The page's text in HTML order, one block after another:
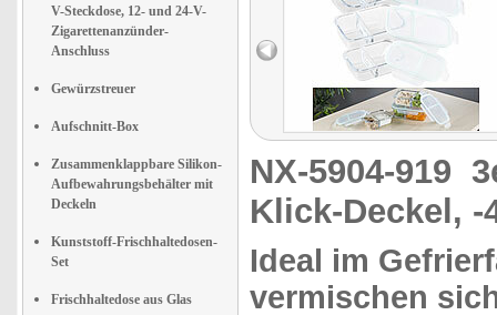
V-Steckdose, 12- und 24-V-
Zigarettenanzünder-
Anschluss
Gewürzstreuer
Aufschnitt-Box
Zusammenklappbare Silikon-
Aufbewahrungsbehälter mit
Deckeln
Kunststoff-Frischhaltedosen-
Set
Frischhaltedose aus Glas
NX-5904-919
Klick-Deckel, -
Ideal im
vermischen